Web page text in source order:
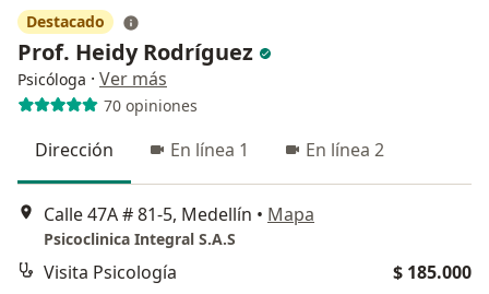
Destacado
Prof. Heidy Rodríguez
Psicóloga · Ver más
70 opiniones
Dirección En línea 1 En línea 2
Calle 47A # 81-5, Medellín • Mapa
Psicoclinica Integral S.A.S
Visita Psicología
$ 185.000